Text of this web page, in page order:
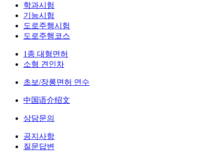
학과시험
기능시험
도로주행시험
도로주행코스
1종 대형면허
소형 견인차
초보/장롱면허 연수
中国语介绍文
상담문의
공지사항
질문답변